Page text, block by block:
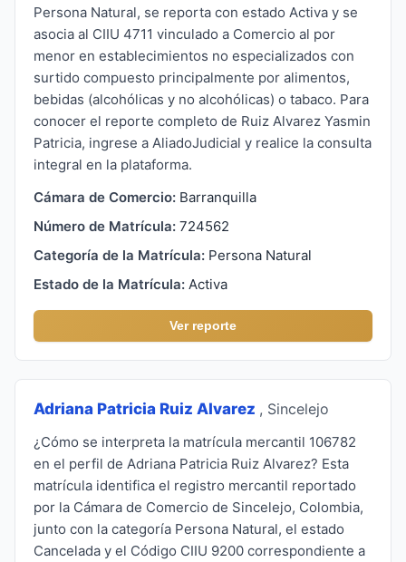
Persona Natural, se reporta con estado Activa y se
asocia al CIIU 4711 vinculado a Comercio al por
menor en establecimientos no especializados con
surtido compuesto principalmente por alimentos,
bebidas (alcohólicas y no alcohólicas) o tabaco. Para
conocer el reporte completo de Ruiz Alvarez Yasmin
Patricia, ingrese a AliadoJudicial y realice la consulta
integral en la plataforma.
Cámara de Comercio: Barranquilla
Número de Matrícula: 724562
Categoría de la Matrícula: Persona Natural
Estado de la Matrícula: Activa
Ver reporte
Adriana Patricia Ruiz Alvarez , Sincelejo
¿Cómo se interpreta la matrícula mercantil 106782
en el perfil de Adriana Patricia Ruiz Alvarez? Esta
matrícula identifica el registro mercantil reportado
por la Cámara de Comercio de Sincelejo, Colombia,
junto con la categoría Persona Natural, el estado
Cancelada y el Código CIIU 9200 correspondiente a